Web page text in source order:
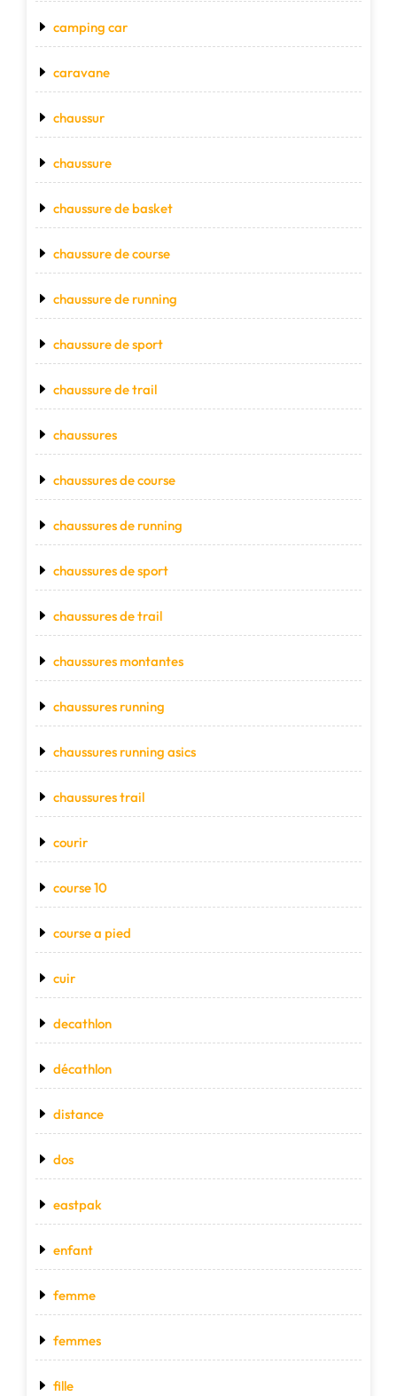
camping car
caravane
chaussur
chaussure
chaussure de basket
chaussure de course
chaussure de running
chaussure de sport
chaussure de trail
chaussures
chaussures de course
chaussures de running
chaussures de sport
chaussures de trail
chaussures montantes
chaussures running
chaussures running asics
chaussures trail
courir
course 10
course a pied
cuir
decathlon
décathlon
distance
dos
eastpak
enfant
femme
femmes
fille